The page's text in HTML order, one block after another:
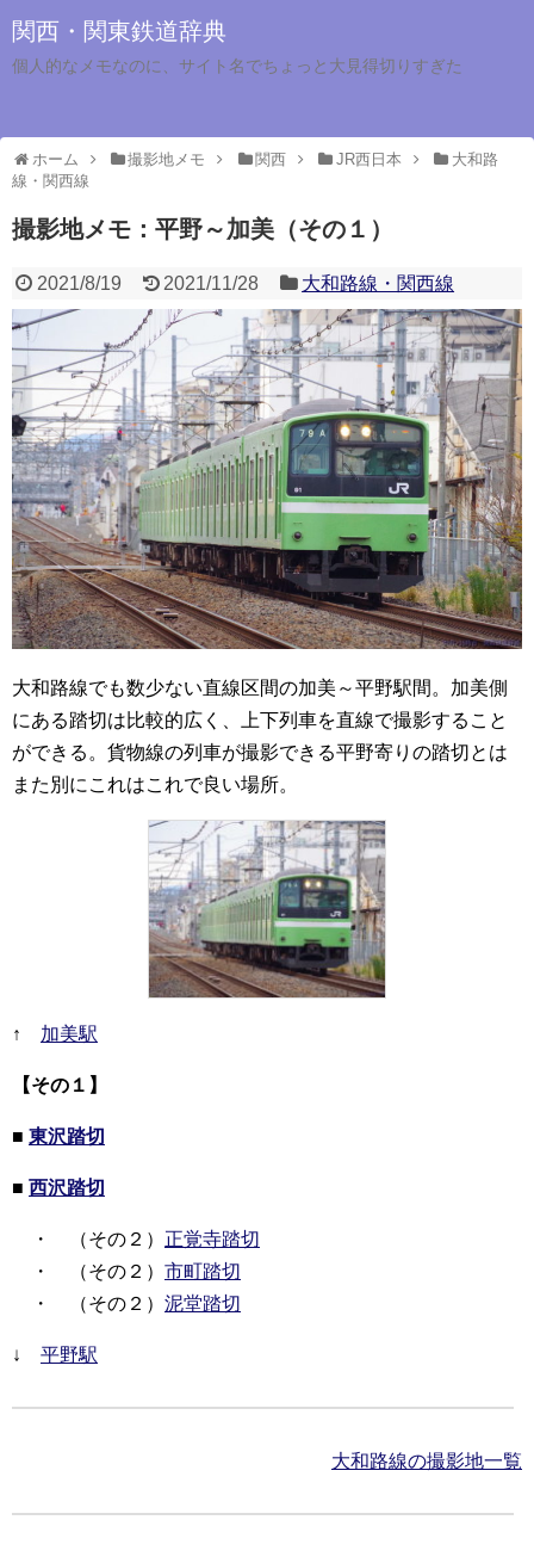
関西・関東鉄道辞典
個人的なメモなのに、サイト名でちょっと大見得切りすぎた
ホーム 撮影地メモ 関西 JR西日本
大和路
線・関西線
撮影地メモ：平野～加美（その１）
2021/8/19 2021/11/28 大和路線・関西線
大和路線でも数少ない直線区間の加美～平野駅間。加美側
にある踏切は比較的広く、上下列車を直線で撮影すること
ができる。貨物線の列車が撮影できる平野寄りの踏切とは
また別にこれはこれで良い場所。
↑ 加美駅
【その１】
■ 東沢踏切
■ 西沢踏切
・ （その２） 正覚寺踏切
・ （その２） 市町踏切
・ （その２） 泥堂踏切
↓ 平野駅
大和路線の撮影地一覧